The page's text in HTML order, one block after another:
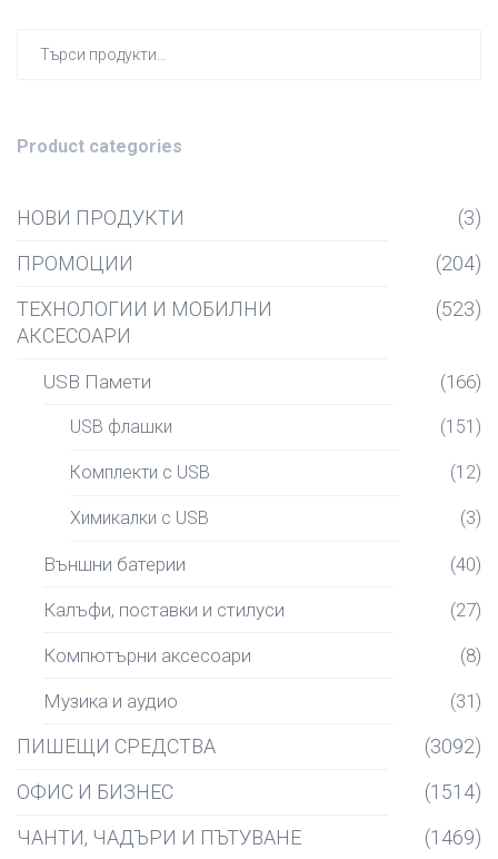
Product categories
НОВИ ПРОДУКТИ
(3)
ПРОМОЦИИ
(204)
ТЕХНОЛОГИИ И МОБИЛНИ
АКСЕСОАРИ
(523)
USB Памети (166)
USB флашки (151)
Комплекти с USB (12)
Химикалки с USB (3)
Външни батерии (40)
Калъфи, поставки и стилуси (27)
Компютърни аксесоари (8)
Музика и аудио (31)
ПИШЕЩИ СРЕДСТВА
(3092)
ОФИС И БИЗНЕС
(1514)
ЧАНТИ, ЧАДЪРИ И ПЪТУВАНЕ
(1469)